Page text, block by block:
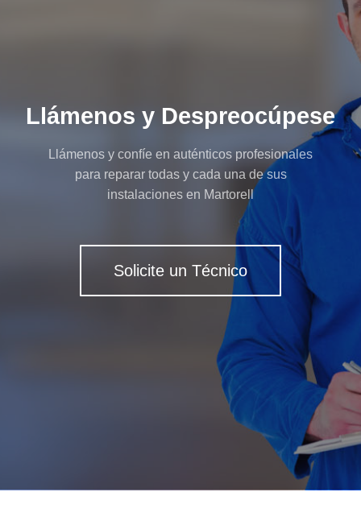
Llámenos y Despreocúpese
Llámenos y confíe en auténticos profesionales
para reparar todas y cada una de sus
instalaciones en Martorell
Solicite un Técnico